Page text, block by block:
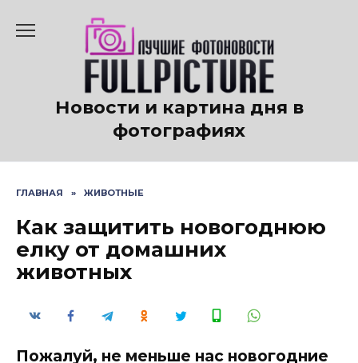
содержанию
Новости и картина дня в
фотографиях
ГЛАВНАЯ » ЖИВОТНЫЕ
Как защитить новогоднюю
елку от домашних
животных
Пожалуй, не меньше нас новогодние